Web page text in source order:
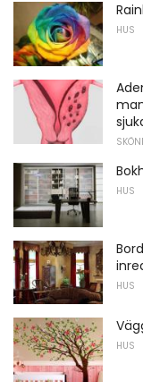
HUS
HUS
HUS
HUS